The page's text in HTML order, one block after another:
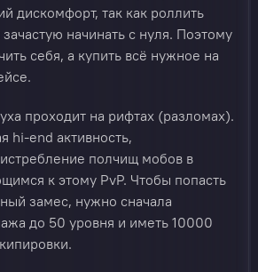
дискомфорт, так как роллить
начинать с нуля. Поэтому
себя, а купить всё нужное на
проходит на рифтах (разломах).
hi-end активность,
полчищ мобов в
к этому PvP. Чтобы попасть
замес, нужно сначала
до 50 уровня и иметь 10000